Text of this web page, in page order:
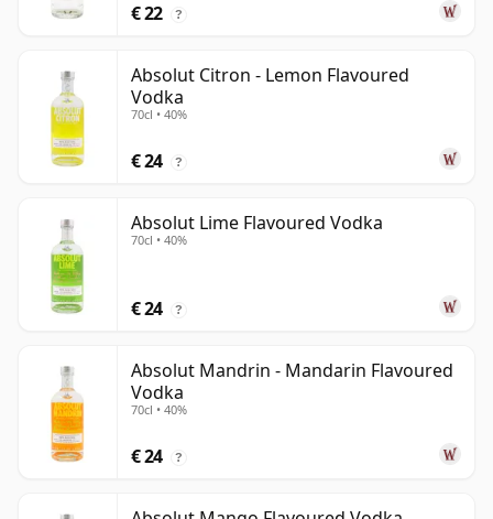
€ 22 ?
Absolut Citron - Lemon Flavoured
Vodka
70cl • 40%
€ 24 ?
Absolut Lime Flavoured Vodka
70cl • 40%
€ 24 ?
Absolut Mandrin - Mandarin Flavoured
Vodka
70cl • 40%
€ 24 ?